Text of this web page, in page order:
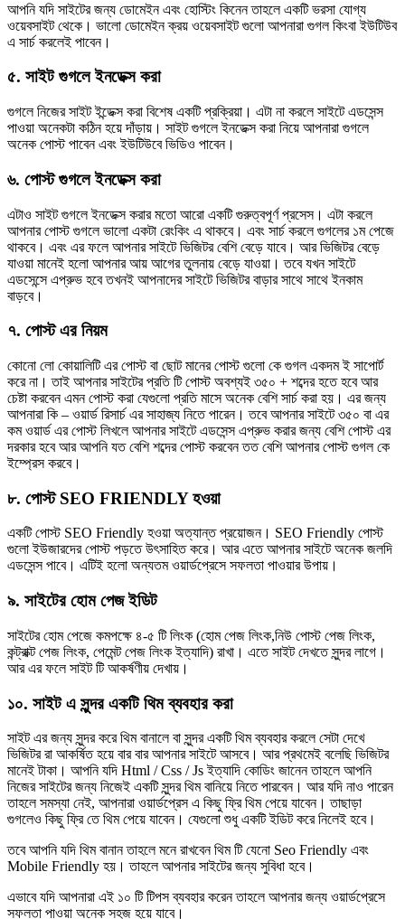
আপনি যদি সাইটের জন্য ডোমেইন এবং হোস্টিং কিনেন তাহলে একটি ভরসা যোগ্য
ওয়েবসাইট থেকে। ভালো ডোমেইন ক্রয় ওয়েবসাইট গুলো আপনারা গুগল কিংবা ইউটিউব
এ সার্চ করলেই পাবেন।
৫. সাইট গুগলে ইনডেক্স করা
গুগলে নিজের সাইট ইন্ডেক্স করা বিশেষ একটি প্রক্রিয়া। এটা না করলে সাইটে এডসেন্স
পাওয়া অনেকটা কঠিন হয়ে দাঁড়ায়। সাইট গুগলে ইনডেক্স করা নিয়ে আপনারা গুগলে
অনেক পোস্ট পাবেন এবং ইউটিউবে ভিডিও পাবেন।
৬. পোস্ট গুগলে ইনডেক্স করা
এটাও সাইট গুগলে ইনডেক্স করার মতো আরো একটি গুরুত্বপূর্ণ প্রসেস। এটা করলে
আপনার পোস্ট গুগলে ভালো একটা রেংকিং এ থাকবে। এবং সার্চ করলে গুগলের ১ম পেজে
থাকবে। এবং এর ফলে আপনার সাইটে ভিজিটর বেশি বেড়ে যাবে। আর ভিজিটর বেড়ে
যাওয়া মানেই হলো আপনার আয় আগের তুলনায় বেড়ে যাওয়া। তবে যখন সাইটে
এডসেন্সে এপ্রুভ হবে তখনই আপনাদের সাইটে ভিজিটর বাড়ার সাথে সাথে ইনকাম
বাড়বে।
৭. পোস্ট এর নিয়ম
কোনো লো কোয়ালিটি এর পোস্ট বা ছোট মানের পোস্ট গুলো কে গুগল একদম ই সাপোর্ট
করে না। তাই আপনার সাইটের প্রতি টি পোস্ট অবশ্যই ৩৫০ + শব্দের হতে হবে আর
চেষ্টা করবেন এমন পোস্ট করা যেগুলো প্রতি মাসে অনেক বেশি সার্চ করা হয়। এর জন্য
আপনারা কি – ওয়ার্ড রিসার্চ এর সাহাজ্য নিতে পারেন। তবে আপনার সাইটে ৩৫০ বা এর
কম ওয়ার্ড এর পোস্ট লিখলে আপনার সাইটে এডসেন্স এপ্রুভ করার জন্য বেশি পোস্ট এর
দরকার হবে আর আপনি যত বেশি শব্দের পোস্ট করবেন তত বেশি আপনার পোস্ট গুগল কে
ইম্প্রেস করবে।
৮. পোস্ট SEO FRIENDLY হওয়া
একটি পোস্ট SEO Friendly হওয়া অত্যান্ত প্রয়োজন। SEO Friendly পোস্ট
গুলো ইউজারদের পোস্ট পড়তে উৎসাহিত করে। আর এতে আপনার সাইটে অনেক জলদি
এডসেন্স পাবে। এটিই হলো অন্যতম ওয়ার্ডপ্রেসে সফলতা পাওয়ার উপায়।
৯. সাইটের হোম পেজ ইডিট
সাইটের হোম পেজে কমপক্ষে ৪-৫ টি লিংক (হোম পেজ লিংক,নিউ পোস্ট পেজ লিংক,
কন্ট্রাক্ট পেজ লিংক, পেমেন্ট পেজ লিংক ইত্যাদি) রাখা। এতে সাইট দেখতে সুন্দর লাগে।
আর এর ফলে সাইট টি আকর্ষণীয় দেখায়।
১০. সাইট এ সুন্দর একটি থিম ব্যবহার করা
সাইট এর জন্য সুন্দর করে থিম বানালে বা সুন্দর একটি থিম ব্যবহার করলে সেটা দেখে
ভিজিটর রা আকর্ষিত হয়ে বার বার আপনার সাইটে আসবে। আর প্রথমেই বলেছি ভিজিটর
মানেই টাকা। আপনি যদি Html / Css / Js ইত্যাদি কোডিং জানেন তাহলে আপনি
নিজের সাইটের জন্য নিজেই একটি সুন্দর থিম বানিয়ে নিতে পারবেন। আর যদি নাও পারেন
তাহলে সমস্যা নেই, আপনারা ওয়ার্ডপ্রেস এ কিছু ফ্রি থিম পেয়ে যাবেন। তাছাড়া
গুগলেও কিছু ফ্রি তে থিম পেয়ে যাবেন। যেগুলো শুধু একটি ইডিট করে নিলেই হবে।
তবে আপনি যদি থিম বানান তাহলে মনে রাখবেন থিম টি যেনো Seo Friendly এবং
Mobile Friendly হয়। তাহলে আপনার সাইটের জন্য সুবিধা হবে।
এভাবে যদি আপনারা এই ১০ টি টিপস ব্যবহার করেন তাহলে আপনার জন্য ওয়ার্ডপ্রেসে
সফলতা পাওয়া অনেক সহজ হয়ে যাবে।